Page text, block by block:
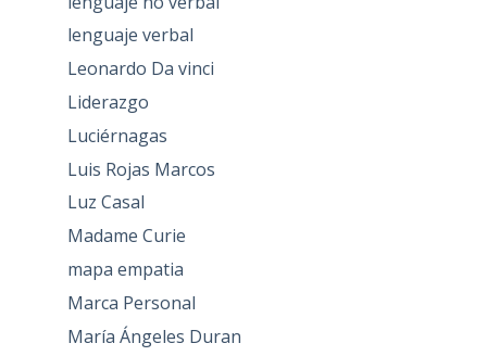
lenguaje verbal
Leonardo Da vinci
Liderazgo
Luciérnagas
Luis Rojas Marcos
Luz Casal
Madame Curie
mapa empatia
Marca Personal
María Ángeles Duran